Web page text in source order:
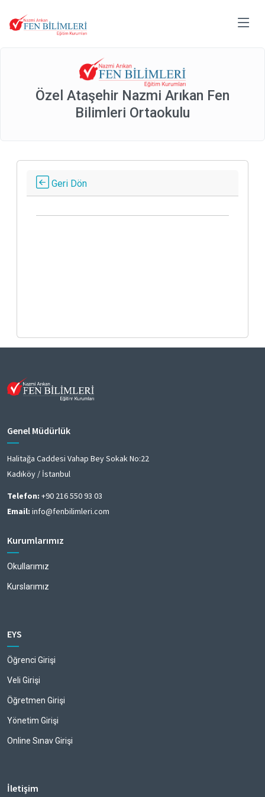
Özel Ataşehir Nazmi Arıkan Fen
Bilimleri Ortaokulu
Geri Dön
Genel Müdürlük
Halitağa Caddesi Vahap Bey Sokak No:22
Kadıköy / İstanbul
Telefon: +90 216 550 93 03
Email: info@fenbilimleri.com
Kurumlarımız
Okullarımız
Kurslarımız
EYS
Öğrenci Girişi
Veli Girişi
Öğretmen Girişi
Yönetim Girişi
Online Sınav Girişi
İletişim